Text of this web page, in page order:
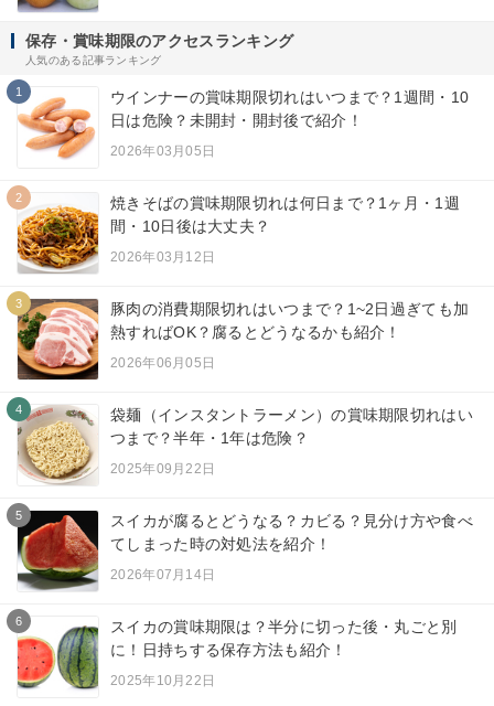
保存・賞味期限のアクセスランキング
人気のある記事ランキング
1
ウインナーの賞味期限切れはいつまで？1週間・10
日は危険？未開封・開封後で紹介！
2026年03月05日
2
焼きそばの賞味期限切れは何日まで？1ヶ月・1週
間・10日後は大丈夫？
2026年03月12日
3
豚肉の消費期限切れはいつまで？1~2日過ぎても加
熱すればOK？腐るとどうなるかも紹介！
2026年06月05日
4
袋麺（インスタントラーメン）の賞味期限切れはい
つまで？半年・1年は危険？
2025年09月22日
5
スイカが腐るとどうなる？カビる？見分け方や食べ
てしまった時の対処法を紹介！
2026年07月14日
6
スイカの賞味期限は？半分に切った後・丸ごと別
に！日持ちする保存方法も紹介！
2025年10月22日